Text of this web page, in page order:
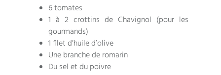
6 tomates
1 à 2 crottins de Chavignol (pour les
gourmands)
1 filet d’huile d’olive
Une branche de romarin
Du sel et du poivre